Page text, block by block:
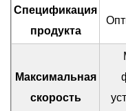
предназначена для
записками, и
уменьшить
соответствии с
зависимости от
Спецификация
продукта
Максимальная
скорость